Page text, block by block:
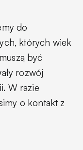
do
których wiek
być
rozwój
W razie
o kontakt z